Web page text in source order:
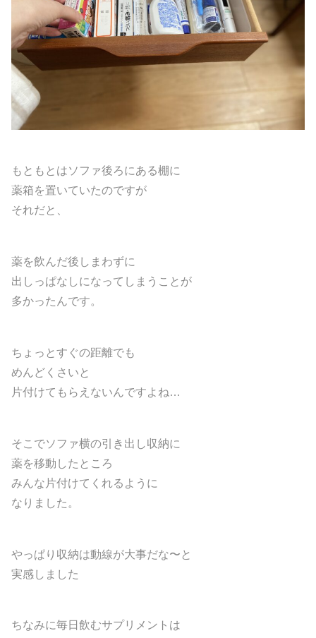
もともとはソファ後ろにある棚に
薬箱を置いていたのですが
それだと、
薬を飲んだ後しまわずに
出しっぱなしになってしまうことが
多かったんです。
ちょっとすぐの距離でも
めんどくさいと
片付けてもらえないんですよね…
そこでソファ横の引き出し収納に
薬を移動したところ
みんな片付けてくれるように
なりました。
やっぱり収納は動線が大事だな〜と
実感しました
ちなみに毎日飲むサプリメントは